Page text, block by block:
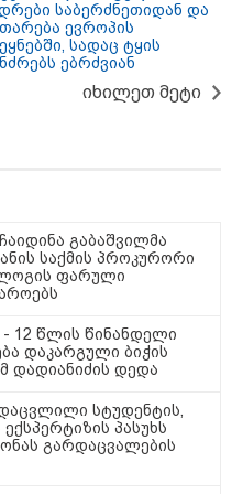
აღენიშნება უამრავი
სავარაუდოდ,
ან დებდნენ ნარკოტიკს"
ადვოკატი კურიერზე,
არასრულწლოვანები
გაუსწორდნენ?
საბერძნეთიდან და
ევროპის
სადაც ტყის
ებრძვიან
იხილეთ მეტი
გაბაშვილმა
საქმის პროკურორი
ფარული
- 12 წლის წინანდელი
დაკარგული ბიჭის
დადიანიძის დედა
სტუდენტის,
პასუხს
გარდაცვალების